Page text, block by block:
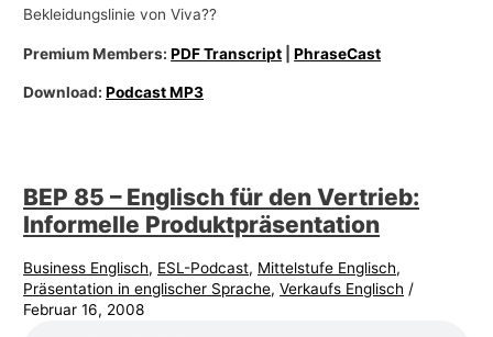
Bekleidungslinie von Viva??
Premium Members:PDF Transcript |PhraseCast
Download:Podcast MP3
BEP 85 – Englisch für den Vertrieb:
Informelle Produktpräsentation
Business Englisch, ESL-Podcast, Mittelstufe Englisch,
Präsentation in englischer Sprache,Verkaufs Englisch /
Februar 16, 2008